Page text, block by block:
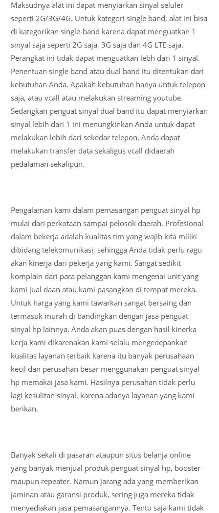
Maksudnya alat ini dapat menyiarkan sinyal seluler
seperti 2G/3G/4G. Untuk kategori single band, alat ini bisa
di kategorikan single-band karena dapat menguatkan 1
sinyal saja seperti 2G saja, 3G saja dan 4G LTE saja.
Perangkat ini tidak dapat menguatkan lebh dari 1 sinyal.
Penentuan single band atau dual band itu ditentukan dari
kebutuhan Anda. Apakah kebutuhan hanya untuk telepon
saja, atau vcall atau melakukan streaming youtube.
Sedangkan penguat sinyal dual band itu dapat menyiarkan
sinyal lebih dari 1 ini menungkinkan Anda untuk dapat
melakukan lebih dari sekedar telepon, Anda dapat
melakukan transfer data sekaligus vcall didaerah
pedalaman sekalipun.
Pengalaman kami dalam pemasangan penguat sinyal hp
mulai dari perkotaan sampai pelosok daerah. Profesional
dalam bekerja adalah kualitas tim yang wajib kita miliki
dibidang telekomunikasi, sehingga Anda tidak perlu ragu
akan kinerja dari pekerja yang kami. Sangat sedikit
komplain dari para pelanggan kami mengenai unit yang
kami jual daan atau kami pasangkan di tempat mereka.
Untuk harga yang kami tawarkan sangat bersaing dan
termasuk murah di bandingkan dengan jasa penguat
sinyal hp lainnya. Anda akan puas dengan hasil kinerka
kerja kami dikarenakan kami selalu mengedepankan
kualitas layanan terbaik karena itu banyak perusahaan
kecil dan perusahan besar menggunakan penguat sinyal
hp memakai jasa kami. Hasilnya perusahan tidak perlu
lagi kesulitan sinyal, karena adanya layanan yang kami
berikan.
Banyak sekali di pasaran ataupun situs belanja online
yang banyak menjual produk penguat sinyal hp, booster
maupun repeater. Namun jarang ada yang memberikan
jaminan atau garansi produk, sering juga mereka tidak
menyediakan jasa pemasangannya. Tentu saja kami tidak